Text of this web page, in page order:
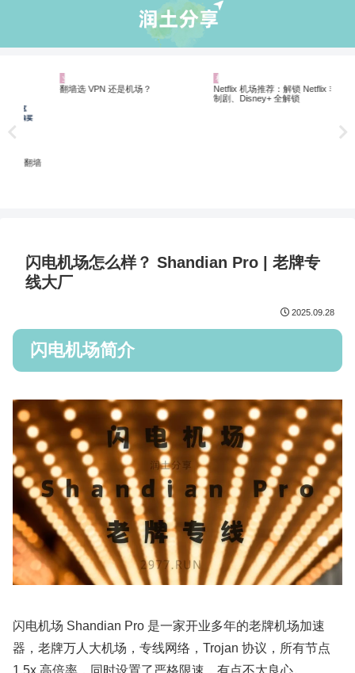
业界资讯
翻墙选 VPN 还是机场？
机场推荐
闪电机场怎么样？ Shandian Pro | 老牌专
线大厂
2025.09.28
闪电机场简介
闪电机场 Shandian Pro 是一家开业多年的老牌机场加速
器，老牌万人大机场，专线网络，Trojan 协议，所有节点
1.5x 高倍率，同时设置了严格限速，有点不太良心。